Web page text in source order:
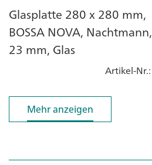
Glasplatte 280 x 280 mm,
BOSSA NOVA,
23 mm, Glas
Artikel-Nr.
Mehr anzeigen
Mehr anzeigen